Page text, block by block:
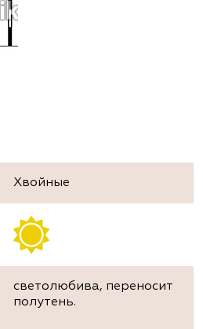
Хвойные
светолюбива, переносит
полутень.